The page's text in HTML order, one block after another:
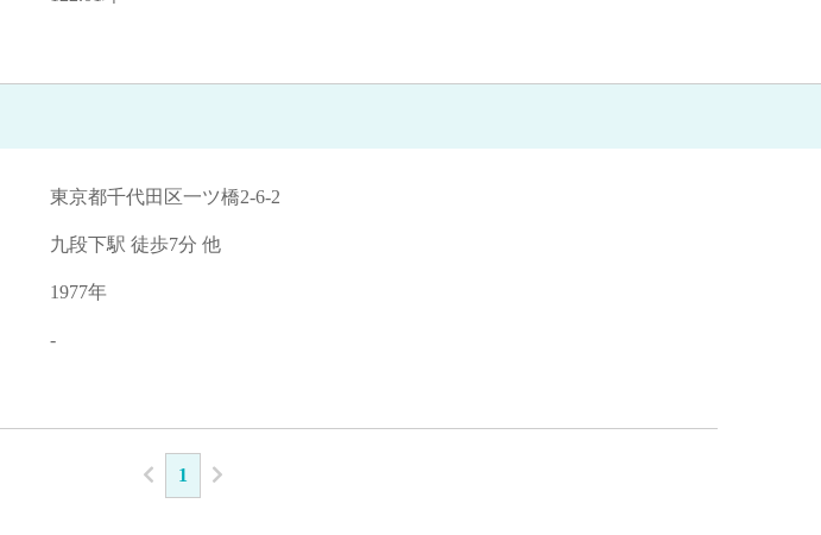
東京都千代田区一ツ橋2-6-2
九段下駅 徒歩7分 他
1977年
-
1